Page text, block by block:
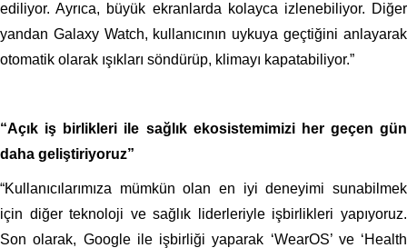
ediliyor. Ayrıca, büyük ekranlarda kolayca izlenebiliyor. Diğer
yandan Galaxy Watch, kullanıcının uykuya geçtiğini anlayarak
otomatik olarak ışıkları söndürüp, klimayı kapatabiliyor.”
“Açık iş birlikleri ile sağlık ekosistemimizi her geçen gün
daha geliştiriyoruz”
“Kullanıcılarımıza mümkün olan en iyi deneyimi sunabilmek
için diğer teknoloji ve sağlık liderleriyle işbirlikleri yapıyoruz.
Son olarak, Google ile işbirliği yaparak ‘WearOS’ ve ‘Health